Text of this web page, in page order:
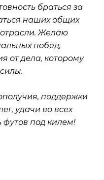
браться за
наших общих
Желаю
побед,
от дела, которому
поддержки
удачи во всех
под килем!